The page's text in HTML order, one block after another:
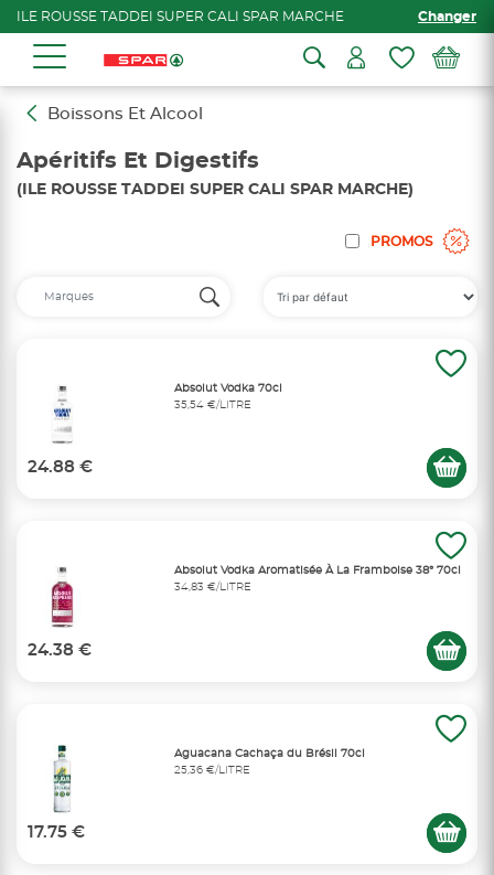
ILE ROUSSE TADDEI SUPER CALI SPAR MARCHE Changer
Boissons Et Alcool
Apéritifs Et Digestifs
(ILE ROUSSE TADDEI SUPER CALI SPAR MARCHE)
PROMOS
Absolut Vodka 70cl
35,54 €/LITRE
24.88 €
Absolut Vodka Aromatisée À La Framboise 38° 70cl
34,83 €/LITRE
24.38 €
Aguacana Cachaça du Brésil 70cl
25,36 €/LITRE
17.75 €